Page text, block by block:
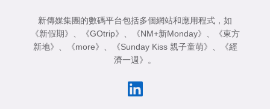
新傳媒集團的數碼平台包括多個網站和應用程式，如
《新假期》 、 《GOtrip》 、 《NM+新Monday》 、
《東方
新地》 、 《more》 、 《Sunday Kiss 親子童萌》 、
《經
濟一週》 。